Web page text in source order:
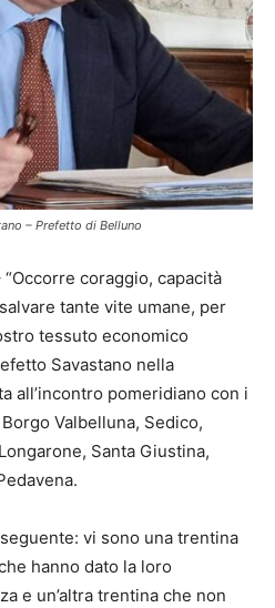
– Prefetto di Belluno
coraggio, capacità
tante vite umane, per
tessuto economico
Savastano nella
all’incontro pomeridiano con i
Valbelluna, Sedico,
Santa Giustina,
vi sono una trentina
hanno dato la loro
e un’altra trentina che non